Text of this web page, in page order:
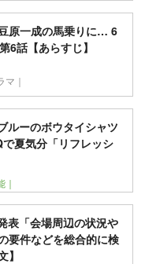
原一成の馬乗りに… 6
6話【あらすじ】
マ｜
ルーのボウタイシャツ
夏気分「リフレッシ
｜
表「会場周辺の状況
要件などを総合的に検
】